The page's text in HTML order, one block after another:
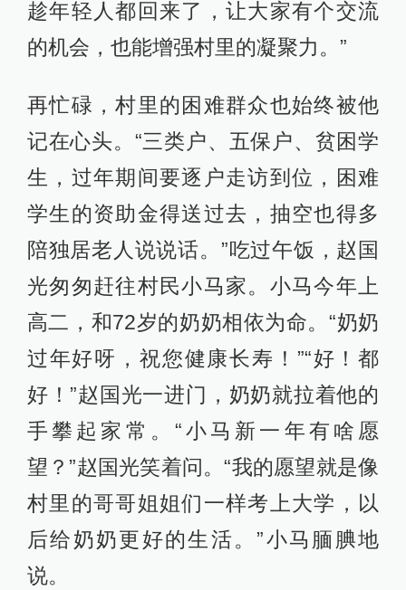
趁年轻人都回来了，让大家有个交流
的机会，也能增强村里的凝聚力。”
再忙碌，村里的困难群众也始终被他
记在心头。“三类户、五保户、贫困学
生，过年期间要逐户走访到位，困难
学生的资助金得送过去，抽空也得多
陪独居老人说说话。”吃过午饭，赵国
光匆匆赶往村民小马家。小马今年上
高二，和72岁的奶奶相依为命。“奶奶
过年好呀，祝您健康长寿！”“好！都
好！”赵国光一进门，奶奶就拉着他的
手攀起家常。“小马新一年有啥愿
望？”赵国光笑着问。“我的愿望就是像
村里的哥哥姐姐们一样考上大学，以
后给奶奶更好的生活。”小马腼腆地
说。